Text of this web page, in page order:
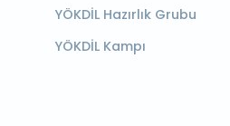
YÖKDİL Hazırlık Grubu
YÖKDİL Kampı